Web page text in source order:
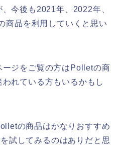
今後も2021年、2022年、
商品を利用していくと思い
ージをご覧の方はPolletの商
れている方もいるかもし
の商品はかなりおすすめ
試してみるのはありだと思